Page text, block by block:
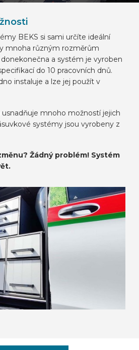
BEKS si sami určíte ideální
mnoha různým rozměrům
a systém je vyroben
do 10 pracovních dnů.
instaluje a lze jej použít v
mnoho možností jejich
systémy jsou vyrobeny z
Žádný problém! Systém